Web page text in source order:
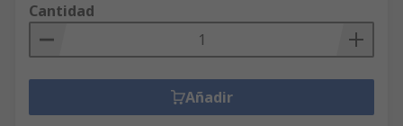
Cantidad
Añadir